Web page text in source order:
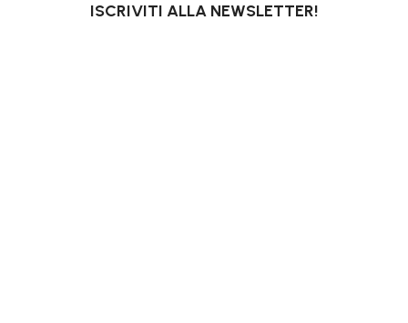
ISCRIVITI ALLA NEWSLETTER!